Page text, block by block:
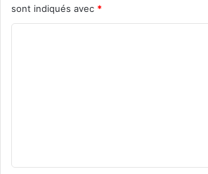
sont indiqués avec *